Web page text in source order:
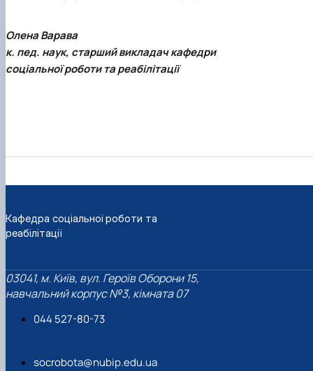
Олена Варава
к. пед. наук, старший викладач кафедри
соціальної роботи та реабілітації
Кафедра соціальної роботи та
реабілітації
03041, м. Київ, вул. Героїв Оборони 15,
навчальний корпус №3, кімната 07
044 527-80-73
socrobota@nubip.edu.ua